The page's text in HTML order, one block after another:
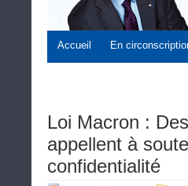
Accueil En
Loi Macron :
appellent à
confidentialité